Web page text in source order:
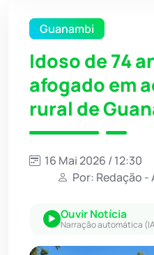
Guanambi
Idoso de 74
afogado em
rural de
16 Mai 2026 / 12:30
Por: Redação
Ouvir Notícia
Narração automática